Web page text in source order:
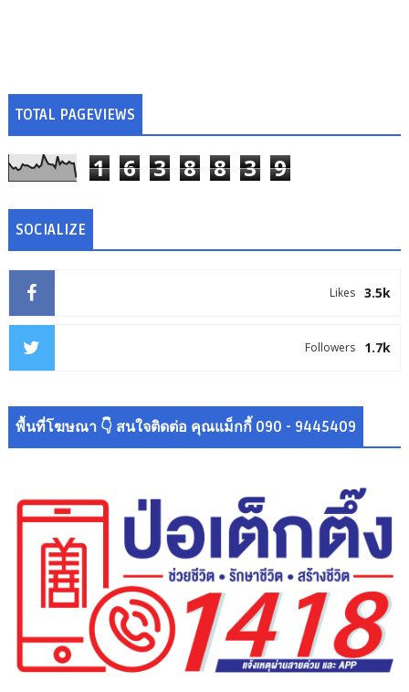
TOTAL PAGEVIEWS
1 6 3 8 8 3 9
SOCIALIZE
3.5k
Likes
1.7k
Followers
พื้นที่โฆษณา 👇 สนใจติดต่อ คุณแม็กกี้ 090 - 9445409